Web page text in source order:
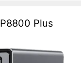
Plus